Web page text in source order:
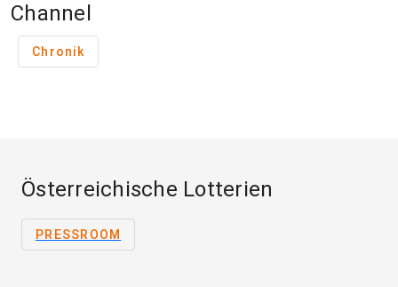
Channel
Chronik
Österreichische Lotterien
PRESSROOM